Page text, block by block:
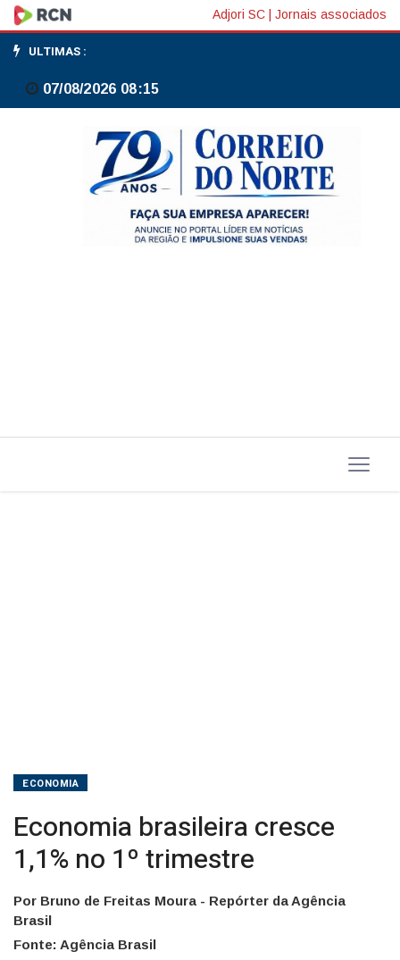
Economia
brasileira
cresce
Adjori SC Jornais associados
ULTIMAS :
07/08/2026 08:15
ECONOMIA
Economia brasileira cresce
1,1% no 1º trimestre
Por Bruno de Freitas Moura - Repórter da Agência
Brasil
Fonte: Agência Brasil